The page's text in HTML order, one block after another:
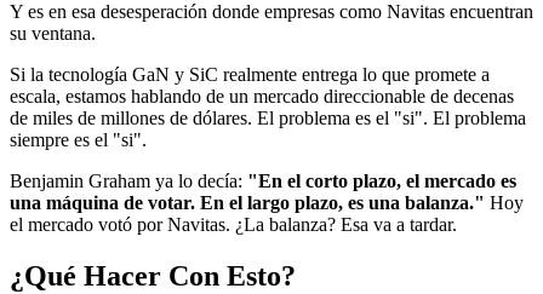
Y es en esa desesperación donde empresas como Navitas encuentran
su ventana.
Si la tecnología GaN y SiC realmente entrega lo que promete a
escala, estamos hablando de un mercado direccionable de decenas
de miles de millones de dólares. El problema es el "si". El problema
siempre es el "si".
Benjamin Graham ya lo decía: "En el corto plazo, el mercado es
una máquina de votar. En el largo plazo, es una balanza." Hoy
el mercado votó por Navitas. ¿La balanza? Esa va a tardar.
¿Qué Hacer Con Esto?